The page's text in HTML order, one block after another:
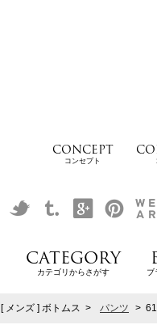
CONCEPT
コンセプト
CATEGORY
カテゴリからさがす ブ
[ メンズ ] ボトムス > パンツ >